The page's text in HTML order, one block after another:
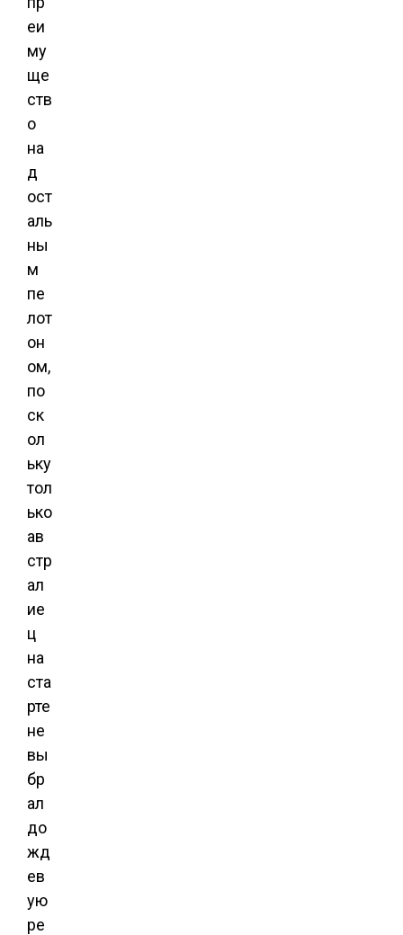
еи
му
ще
ств
о
на
д
ост
аль
ны
м
пе
лот
он
ом,
по
ск
ол
ьку
тол
ько
ав
стр
ал
ие
ц
на
ста
рте
не
вы
бр
ал
до
жд
ев
ую
ре